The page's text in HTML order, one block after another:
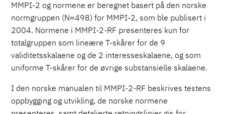
MMPI-2 og normene er beregnet basert på den norske
normgruppen (N=498) for MMPI-2, som ble publisert i
2004. Normene i MMPI-2-RF presenteres kun for
totalgruppen som lineære T-skårer for de 9
validitetsskalaene og de 2 interesseskalaene, og som
uniforme T-skårer for de øvrige substansielle skalaene.
I den norske manualen til MMPI-2-RF beskrives testens
oppbygging og utvikling, de norske normene